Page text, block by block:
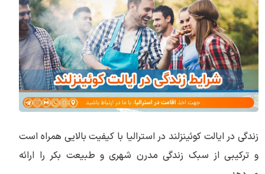
زندگی در ایالت کوئینزلند در استرالیا با کیفیت بالایی همراه است
و ترکیبی از سبک زندگی مدرن شهری و طبیعت بکر را ارائه